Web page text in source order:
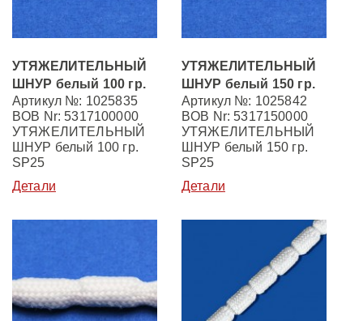
УТЯЖЕЛИТЕЛЬНЫЙ
ШНУР белый 100 гр.
Артикул №: 1025835
BOB Nr: 5317100000
УТЯЖЕЛИТЕЛЬНЫЙ
ШНУР белый 100 гр.
SP25
Детали
УТЯЖЕЛИТЕЛЬНЫЙ
ШНУР белый 150 гр.
Артикул №: 1025842
BOB Nr: 5317150000
УТЯЖЕЛИТЕЛЬНЫЙ
ШНУР белый 150 гр.
SP25
Детали